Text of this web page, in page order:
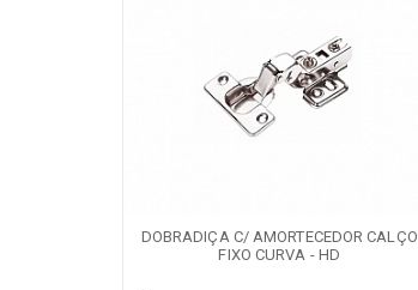
DOBRADIÇA C/ AMORTECEDOR CALÇO
FIXO CURVA - HD
Características